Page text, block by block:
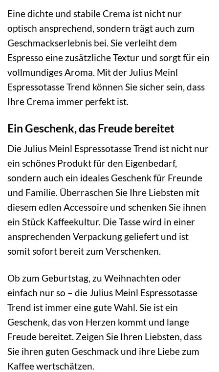
Eine dichte und stabile Crema ist nicht nur
optisch ansprechend, sondern trägt auch zum
Geschmackserlebnis bei. Sie verleiht dem
Espresso eine zusätzliche Textur und sorgt für ein
vollmundiges Aroma. Mit der Julius Meinl
Espressotasse Trend können Sie sicher sein, dass
Ihre Crema immer perfekt ist.
Ein Geschenk, das Freude bereitet
Die Julius Meinl Espressotasse Trend ist nicht nur
ein schönes Produkt für den Eigenbedarf,
sondern auch ein ideales Geschenk für Freunde
und Familie. Überraschen Sie Ihre Liebsten mit
diesem edlen Accessoire und schenken Sie ihnen
ein Stück Kaffeekultur. Die Tasse wird in einer
ansprechenden Verpackung geliefert und ist
somit sofort bereit zum Verschenken.
Ob zum Geburtstag, zu Weihnachten oder
einfach nur so – die Julius Meinl Espressotasse
Trend ist immer eine gute Wahl. Sie ist ein
Geschenk, das von Herzen kommt und lange
Freude bereitet. Zeigen Sie Ihren Liebsten, dass
Sie ihren guten Geschmack und ihre Liebe zum
Kaffee wertschätzen.